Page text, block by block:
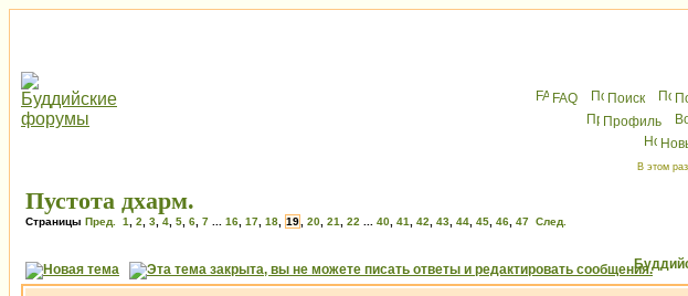
FAQ Поиск
Профиль
В этом
Пустота дхарм.
Страницы Пред. 1 2 3 4 5 6 7 16 17 18 19 20 21 22 40 41 42 43 44 45 46 47 След.